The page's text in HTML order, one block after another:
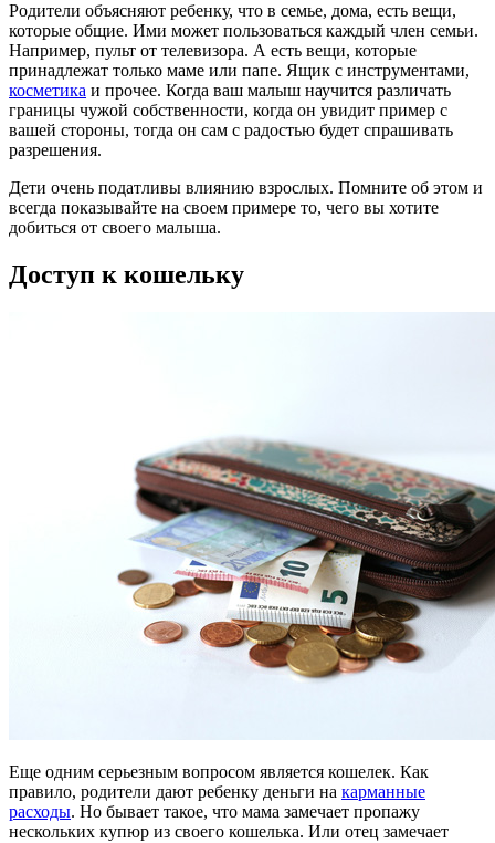
Родители объясняют ребенку, что в семье, дома, есть вещи,
которые общие. Ими может пользоваться каждый член семьи.
Например, пульт от телевизора. А есть вещи, которые
принадлежат только маме или папе. Ящик с инструментами,
косметика и прочее. Когда ваш малыш научится различать
границы чужой собственности, когда он увидит пример с
вашей стороны, тогда он сам с радостью будет спрашивать
разрешения.
Дети очень податливы влиянию взрослых. Помните об этом и
всегда показывайте на своем примере то, чего вы хотите
добиться от своего малыша.
Доступ к кошельку
Еще одним серьезным вопросом является кошелек. Как
правило, родители дают ребенку деньги на карманные
расходы. Но бывает такое, что мама замечает пропажу
нескольких купюр из своего кошелька. Или отец замечает